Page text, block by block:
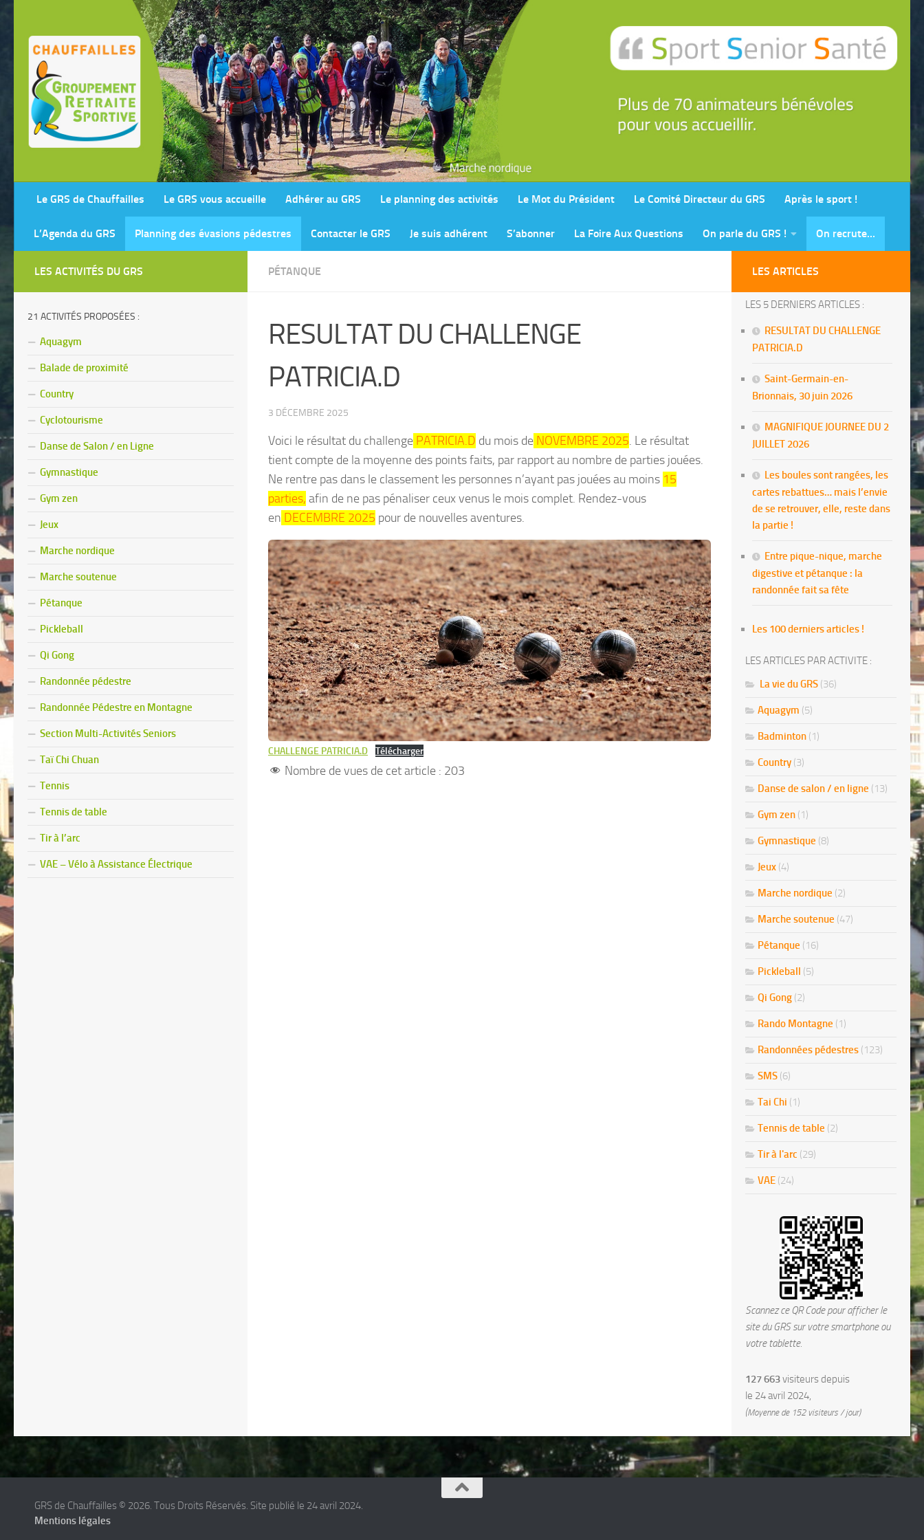
Le GRS de Chauffailles Le GRS vous accueille Adhérer au GRS Le planning des activités Le Mot du Président Le Comité Directeur du GRS Après le sport !
L’Agenda du GRS Planning des évasions pédestres Contacter le GRS Je suis adhérent S’abonner La Foire Aux Questions On parle du GRS ! On recrute…
PÉTANQUE
RESULTAT DU CHALLENGE
PATRICIA.D
3 DÉCEMBRE 2025
Voici le résultat du challenge PATRICIA.D du mois de NOVEMBRE 2025. Le résultat
tient compte de la moyenne des points faits, par rapport au nombre de parties jouées.
Ne rentre pas dans le classement les personnes n’ayant pas jouées au moins 15
parties, afin de ne pas pénaliser ceux venus le mois complet. Rendez-vous
en DECEMBRE 2025 pour de nouvelles aventures.
CHALLENGE PATRICIA.D Télécharger
Nombre de vues de cet article : 203
LES ACTIVITÉS DU GRS
21 ACTIVITÉS PROPOSÉES :
Aquagym
Balade de proximité
Country
Cyclotourisme
Danse de Salon / en Ligne
Gymnastique
Gym zen
Jeux
Marche nordique
Marche soutenue
Pétanque
Pickleball
Qi Gong
Randonnée pédestre
Randonnée Pédestre en Montagne
Section Multi-Activités Seniors
Taï Chi Chuan
Tennis
Tennis de table
Tir à l’arc
VAE – Vélo à Assistance Électrique
LES ARTICLES
LES 5 DERNIERS ARTICLES :
RESULTAT DU CHALLENGE
PATRICIA.D
Saint-Germain-en-
Brionnais, 30 juin 2026
MAGNIFIQUE JOURNEE DU 2
JUILLET 2026
Les boules sont rangées, les
cartes rebattues… mais l’envie
de se retrouver, elle, reste dans
la partie !
Entre pique-nique, marche
digestive et pétanque : la
randonnée fait sa fête
Les 100 derniers articles !
LES ARTICLES PAR ACTIVITE :
La vie du GRS (36)
Aquagym (5)
Badminton (1)
Country (3)
Danse de salon / en ligne (13)
Gym zen (1)
Gymnastique (8)
Jeux (4)
Marche nordique (2)
Marche soutenue (47)
Pétanque (16)
Pickleball (5)
Qi Gong (2)
Rando Montagne (1)
Randonnées pédestres (123)
SMS (6)
Tai Chi (1)
Tennis de table (2)
Tir à l'arc (29)
VAE (24)
Scannez ce QR Code pour afficher le
site du GRS sur votre smartphone ou
votre tablette.
127 663visiteurs depuis
le 24 avril 2024,
(Moyenne de 152 visiteurs / jour)
GRS de Chauffailles © 2026. Tous Droits Réservés. Site publié le 24 avril 2024.
Mentions légales